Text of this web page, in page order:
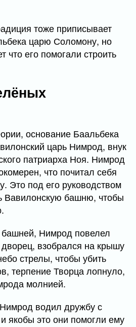
тоже приписывает
царю Соломону, но
что его помогали строить
основание Баальбека
царь Нимрод, внук
патриарха Ноя. Нимрод
что почитал себя
Это под его руководством
Вавилонскую башню, чтобы
Нимрод повелел
взобрался на крышу
стрелы, чтобы убить
терпение Творца лопнуло,
молнией.
водил дружбу с
якобы это они помогли ему